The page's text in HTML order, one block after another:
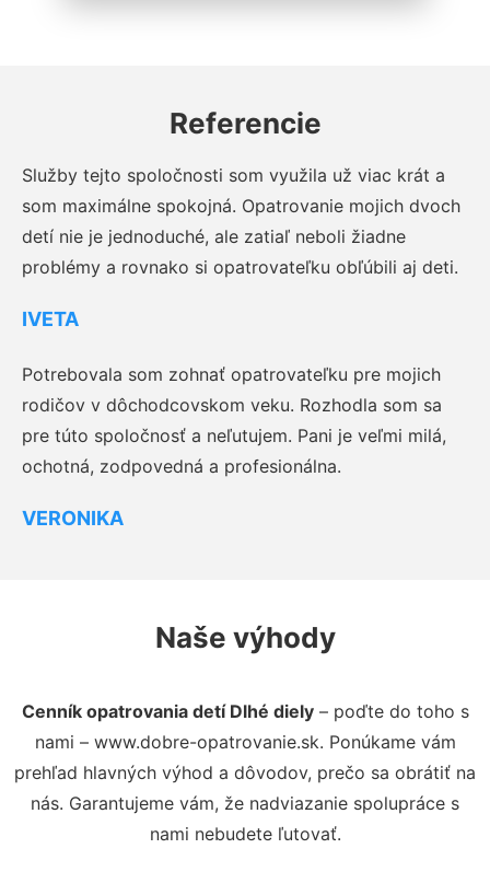
Referencie
Služby tejto spoločnosti som využila už viac krát a
som maximálne spokojná. Opatrovanie mojich dvoch
detí nie je jednoduché, ale zatiaľ neboli žiadne
problémy a rovnako si opatrovateľku obľúbili aj deti.
IVETA
Potrebovala som zohnať opatrovateľku pre mojich
rodičov v dôchodcovskom veku. Rozhodla som sa
pre túto spoločnosť a neľutujem. Pani je veľmi milá,
ochotná, zodpovedná a profesionálna.
VERONIKA
Naše výhody
Cenník opatrovania detí Dlhé diely– poďte do toho s
nami – www.dobre-opatrovanie.sk. Ponúkame vám
prehľad hlavných výhod a dôvodov, prečo sa obrátiť na
nás. Garantujeme vám, že nadviazanie spolupráce s
nami nebudete ľutovať.